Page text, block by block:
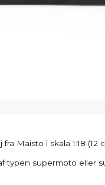
Maisto i skala 1:18 (12
typen supermoto eller